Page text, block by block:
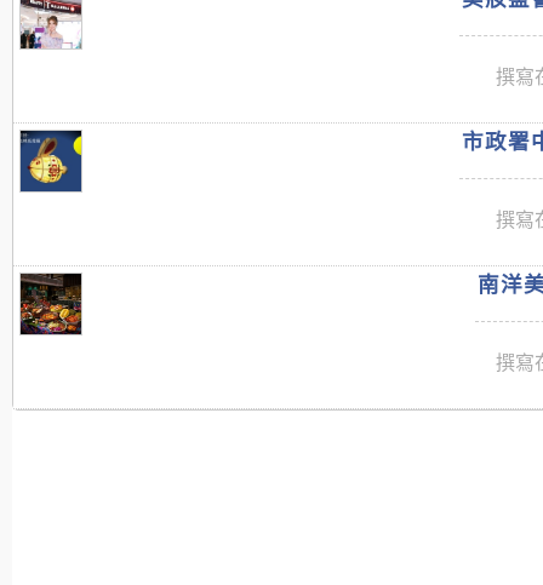
撰寫
市政署
撰寫
南洋
撰寫